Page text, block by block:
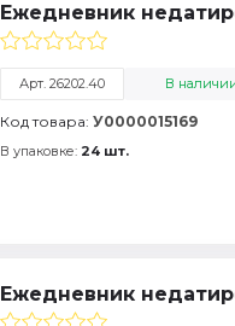
Ежедневник
Арт. 26202.40 В
Код товара: У0000015169
В упаковке: 24 шт.
Ежедневник